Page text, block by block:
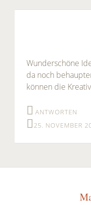
Wunderschöne
da noch
können die
ANTWORTEN
25. NOVEMBER